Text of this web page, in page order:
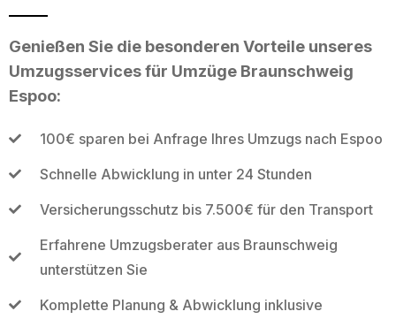
Genießen Sie die besonderen Vorteile unseres
Umzugsservices für Umzüge Braunschweig
Espoo:
100€ sparen bei Anfrage Ihres Umzugs nach Espoo
Schnelle Abwicklung in unter 24 Stunden
Versicherungsschutz bis 7.500€ für den Transport
Erfahrene Umzugsberater aus Braunschweig
unterstützen Sie
Komplette Planung & Abwicklung inklusive